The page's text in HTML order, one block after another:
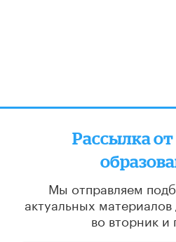
Рассылка
Мы отправляем
актуальных материалов
во вторник и